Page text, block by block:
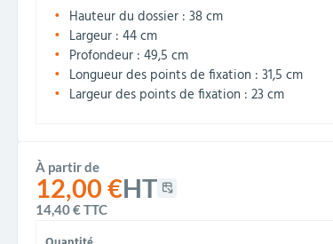
À partir de
12,00 €HT
14,40 €TTC
Hauteur du dossier : 38 cm
Largeur : 44 cm
Profondeur : 49,5 cm
Longueur des points de fixation : 31,5 cm
Largeur des points de fixation : 23 cm